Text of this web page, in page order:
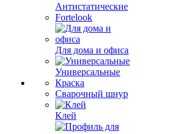
Антистатические
Fortelook
Для дома и офиса
Универсальные
Краска
Сварочный шнур
Клей